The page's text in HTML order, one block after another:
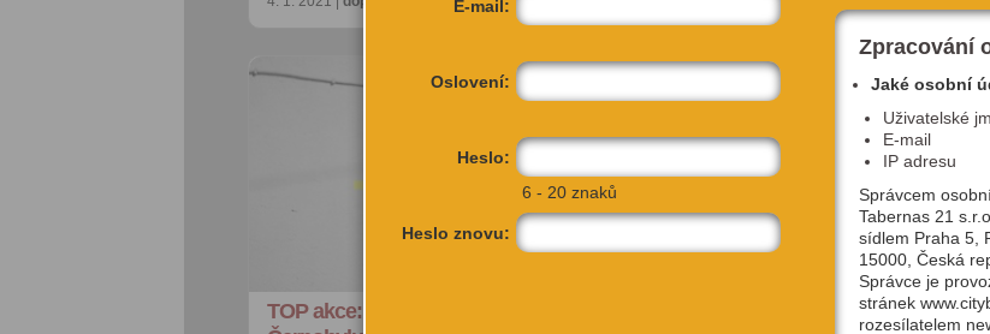
TOP akce: Chlast jenom online, výlet do
Vánoční tipy: Louskáček z
E-mail:
Oslovení:
Heslo:
6 - 20 znaků
Heslo znovu:
Zpracování
Jaké osobní
Uživatelské
E-mail
IP adresu
Správcem
Tabernas 21
sídlem Praha 5,
15000, Česká
Správce je
stránek
rozesílatelem